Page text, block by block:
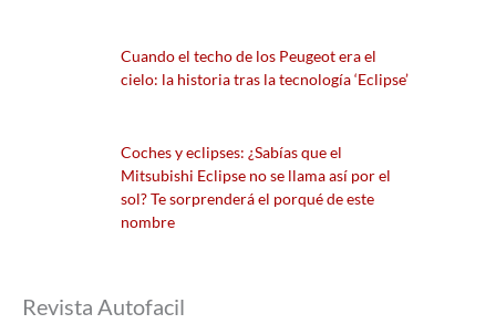
Cuando el techo de los Peugeot era el
cielo: la historia tras la tecnología ‘Eclipse’
Coches y eclipses: ¿Sabías que el
Mitsubishi Eclipse no se llama así por el
sol? Te sorprenderá el porqué de este
nombre
Revista Autofacil